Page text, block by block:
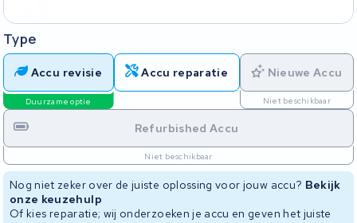
Type
Accu revisie
Duurzame optie
Accu reparatie Nieuwe Accu
Niet beschikbaar
Refurbished Accu
Niet beschikbaar
Nog niet zeker over de juiste oplossing voor jouw accu? Bekijk
onze keuzehulp
Of kies reparatie; wij onderzoeken je accu en geven het juiste